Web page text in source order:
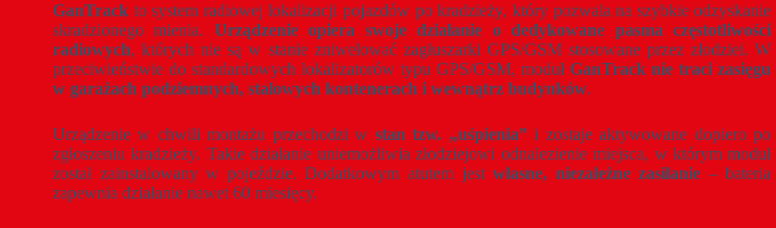
GanTrack to system radiowej lokalizacji pojazdów po kradzieży, który pozwala na szybkie odzyskanie
skradzionego mienia. Urządzenie opiera swoje działanie o dedykowane pasma częstotliwości
radiowych, których nie są w stanie zniwelować zagłuszarki GPS/GSM stosowane przez złodziei. W
przeciwieństwie do standardowych lokalizatorów typu GPS/GSM, modułGanTrack nie traci zasięgu
w garażach podziemnych, stalowych kontenerach i wewnątrz budynków.
Urządzenie w chwili montażu przechodzi w stan tzw. „uśpienia”i zostaje aktywowane dopiero po
zgłoszeniu kradzieży. Takie działanie uniemożliwia złodziejowi odnalezienie miejsca, w którym moduł
został zainstalowany w pojeździe. Dodatkowym atutem jestwłasne, niezależne zasilanie – bateria
zapewnia działanie nawet 60 miesięcy.